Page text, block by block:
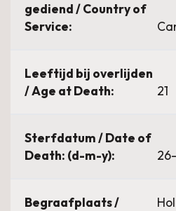
gediend / Country of
Service:
Leeftijd bij overlijden
/ Age at Death:
21
Sterfdatum / Date of
Death: (d-m-y):
Begraafplaats /